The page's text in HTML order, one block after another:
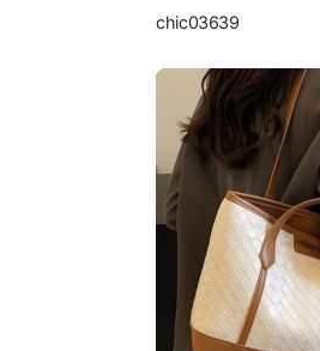
chic03639